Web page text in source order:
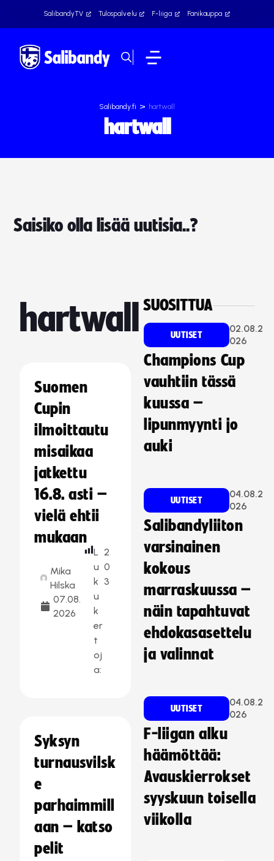
SalibandyTV Tulospalvelu F-liiga Fanikauppa
Salibandy.fi > hartwall
hartwall
Saisiko olla lisää uutisia..?
hartwall
Suomen
Cupin
ilmoittautu
misaikaa
jatkettu
16.8. asti –
vielä ehtii
mukaan
Mika
Hilska
07.08.
2026
L
u
k
u
k
er
t
oj
a:
2
0
3
Syksyn
turnausvilsk
e
parhaimmill
aan – katso
pelit
SUOSITTUA
UUTISET
02.08.2
026
Champions Cup
vauhtiin tässä
kuussa –
lipunmyynti jo
auki
UUTISET
04.08.2
026
Salibandyliiton
varsinainen
kokous
marraskuussa –
näin tapahtuvat
ehdokasasettelu
ja valinnat
UUTISET
04.08.2
026
F-liigan alku
häämöttää:
Avauskierrokset
syyskuun toisella
viikolla